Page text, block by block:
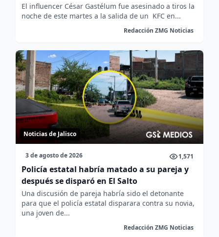
El influencer César Gastélum fue asesinado a tiros la
noche de este martes a la salida de un KFC en...
Redacción ZMG Noticias
Noticias de Jalisco
3 de agosto de 2026 1,571
Policía estatal habría matado a su pareja y
después se disparó en El Salto
Una discusión de pareja habría sido el detonante
para que el policía estatal disparara contra su novia,
una joven de...
Redacción ZMG Noticias